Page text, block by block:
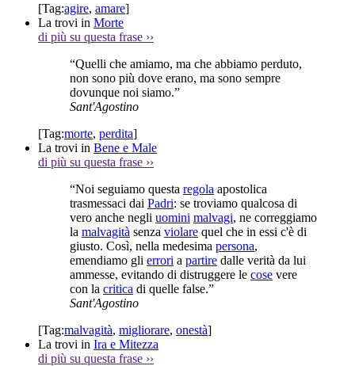
[Tag:agire, amare]
La trovi in Morte
di più su questa frase ››
“Quelli che amiamo, ma che abbiamo perduto,
non sono più dove erano, ma sono sempre
dovunque noi siamo.”
Sant'Agostino
[Tag:morte, perdita]
La trovi in Bene e Male
di più su questa frase ››
“Noi seguiamo questa regola apostolica
trasmessaci dai Padri: se troviamo qualcosa di
vero anche negli uomini malvagi, ne correggiamo
la malvagità senza violare quel che in essi c'è di
giusto. Così, nella medesima persona,
emendiamo gli errori a partire dalle verità da lui
ammesse, evitando di distruggere le cose vere
con la critica di quelle false.”
Sant'Agostino
[Tag:malvagità, migliorare, onestà]
La trovi in Ira e Mitezza
di più su questa frase ››